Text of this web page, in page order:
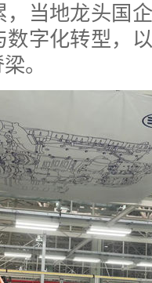
当地龙头国
字化转型，
。